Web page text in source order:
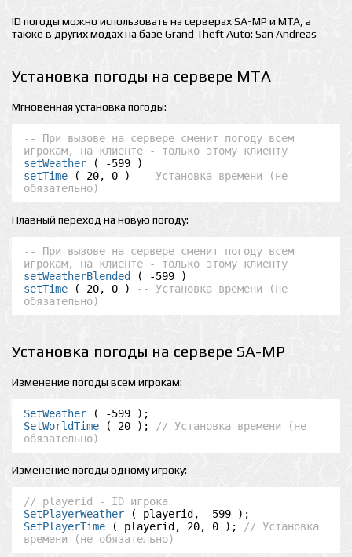
ID погоды можно использовать на серверах SA-MP и MTA, а
также в других модах на базе Grand Theft Auto: San Andreas
Установка погоды на сервере MTA
Мгновенная установка погоды:
-- При вызове на сервере сменит погоду всем
игрокам, на клиенте - только этому клиенту
setWeather
setTime ( 20, 0 )
-- Установка времени (не
обязательно)
Плавный переход на новую погоду:
-- При вызове на сервере сменит погоду всем
игрокам, на клиенте - только этому клиенту
setWeatherBlended
setTime ( 20, 0 )
-- Установка времени (не
обязательно)
Установка погоды на сервере SA-MP
Изменение погоды всем игрокам:
SetWeather
SetWorldTime ( 20 );
// Установка времени (не
обязательно)
Изменение погоды одному игроку:
// playerid - ID игрока
SetPlayerWeather
SetPlayerTime ( playerid, 20, 0 );
// Установка
времени (не обязательно)